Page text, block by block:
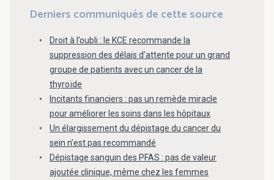
Derniers communiqués de cette source
Droit à l’oubli : le KCE recommande la
suppression des délais d’attente pour un grand
groupe de patients avec un cancer de la
thyroïde
Incitants financiers : pas un remède miracle
pour améliorer les soins dans les hôpitaux
Un élargissement du dépistage du cancer du
sein n’est pas recommandé
Dépistage sanguin des PFAS : pas de valeur
ajoutée clinique, même chez les femmes